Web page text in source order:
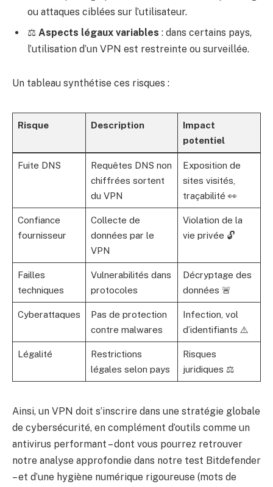
ou attaques ciblées sur l’utilisateur.
⚖️ Aspects légaux variables : dans certains pays,
l’utilisation d’un VPN est restreinte ou surveillée.
Un tableau synthétise ces risques :
Risque Description
Impact
potentiel
Fuite DNS
Requêtes DNS non
chiffrées sortent
du VPN
Exposition de
sites visités,
traçabilité 👀
Confiance
fournisseur
Collecte de
données par le
VPN
Violation de la
vie privée 🔓
Failles
techniques
Vulnerabilités dans
protocoles
Décryptage des
données 🚨
Cyberattaques
Pas de protection
contre malwares
Infection, vol
d’identifiants ⚠️
Légalité
Restrictions
légales selon pays
Risques
juridiques ⚖️
Ainsi, un VPN doit s’inscrire dans une stratégie globale
de cybersécurité, en complément d’outils comme un
antivirus performant – dont vous pourrez retrouver
notre analyse approfondie dans notre test Bitdefender
– et d’une hygiène numérique rigoureuse (mots de